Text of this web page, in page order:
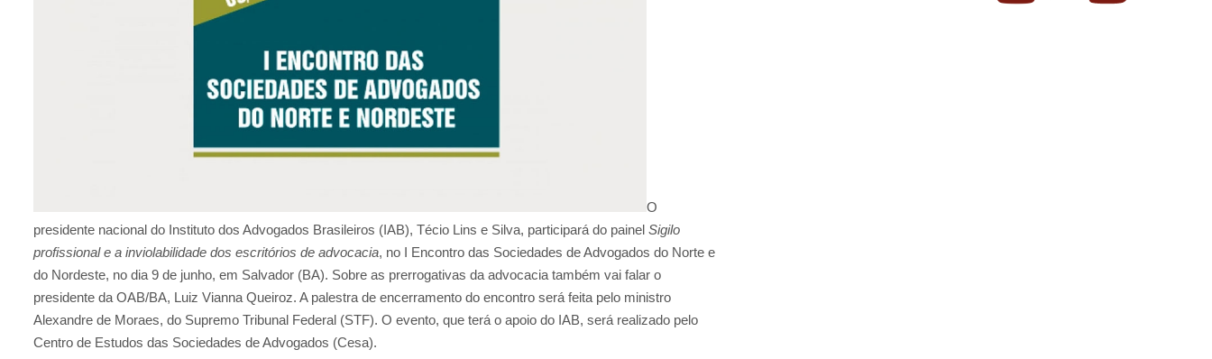
O
presidente nacional do Instituto dos Advogados Brasileiros (IAB), Técio Lins e Silva, participará do painel Sigilo
profissional e a inviolabilidade dos escritórios de advocacia, no I Encontro das Sociedades de Advogados do Norte e
do Nordeste, no dia 9 de junho, em Salvador (BA). Sobre as prerrogativas da advocacia também vai falar o
presidente da OAB/BA, Luiz Vianna Queiroz. A palestra de encerramento do encontro será feita pelo ministro
Alexandre de Moraes, do Supremo Tribunal Federal (STF). O evento, que terá o apoio do IAB, será realizado pelo
Centro de Estudos das Sociedades de Advogados (Cesa).